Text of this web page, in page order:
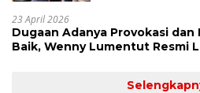
23 April 2026
Dugaan Adanya Provokasi dan
Baik, Wenny Lumentut Resmi